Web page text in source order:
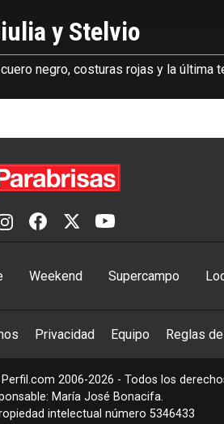
y Stelvio
negro, costuras rojas y la última
Weekend Supercampo
Privacidad Equipo Reglas
Perfil.com 2006-2026 - Todos los
María José Bonacifa.
intelectual número 5346433